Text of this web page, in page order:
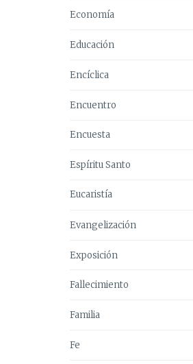
Economía
Educación
Encíclica
Encuentro
Encuesta
Espíritu Santo
Eucaristía
Evangelización
Exposición
Fallecimiento
Familia
Fe